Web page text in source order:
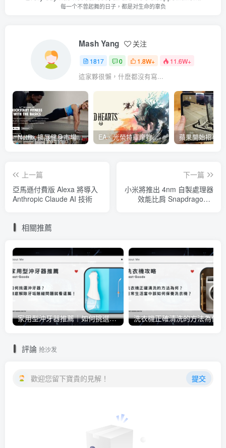
每一个不曾起舞的日子，都是对生命的辜负
Mash Yang 关注
1817 0 1.8W+ 11.6W+
這家夥很懶，什麽都沒有寫...
Netflix 擴展健身市場 與 Nike 合作推出《Nike Training Club》系列健身影片 EA、光榮特庫摩狩獵冒險遊戲《WILD HEARTS》公布「強大化獸」宣傳影片
上一篇
亞馬遜付費版 Alexa 將導入
Anthropic Claude AI 技術
下一篇
小米將推出 4nm 自製處理器
效能比肩 Snapdragon 8
相關推薦
家用型沖牙器推薦｜如何挑選沖牙器？徹底解除牙垢隙縫問題就看這篇！
評論 抢沙发
歡迎您留下寶貴的見解！ 提交